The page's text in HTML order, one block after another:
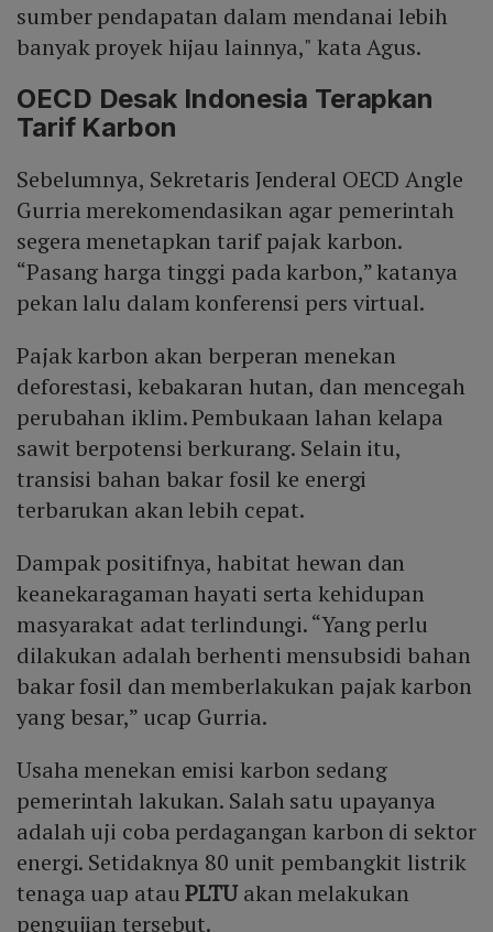
sumber pendapatan dalam mendanai lebih
banyak proyek hijau lainnya," kata Agus.
OECD Desak Indonesia Terapkan
Tarif Karbon
Sebelumnya, Sekretaris Jenderal OECD Angle
Gurria merekomendasikan agar pemerintah
segera menetapkan tarif pajak karbon.
“Pasang harga tinggi pada karbon,” katanya
pekan lalu dalam konferensi pers virtual.
Pajak karbon akan berperan menekan
deforestasi, kebakaran hutan, dan mencegah
perubahan iklim. Pembukaan lahan kelapa
sawit berpotensi berkurang. Selain itu,
transisi bahan bakar fosil ke energi
terbarukan akan lebih cepat.
Dampak positifnya, habitat hewan dan
keanekaragaman hayati serta kehidupan
masyarakat adat terlindungi. “Yang perlu
dilakukan adalah berhenti mensubsidi bahan
bakar fosil dan memberlakukan pajak karbon
yang besar,” ucap Gurria.
Usaha menekan emisi karbon sedang
pemerintah lakukan. Salah satu upayanya
adalah uji coba perdagangan karbon di sektor
energi. Setidaknya 80 unit pembangkit listrik
tenaga uap atauPLTUakan melakukan
pengujian tersebut.